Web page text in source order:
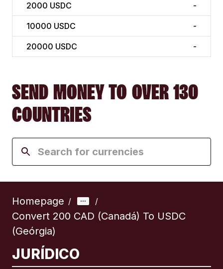
2000 USDC -
10000 USDC -
20000 USDC -
SEND MONEY TO OVER 130
COUNTRIES
Homepage / /
Convert 200 CAD (Canadá) To USDC
(Geórgia)
JURÍDICO